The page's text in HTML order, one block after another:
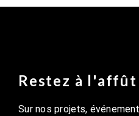
Restez à l'affût
Sur nos projets,